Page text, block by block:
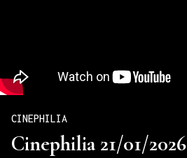
CINEPHILIA
Cinephilia 21/01/2026